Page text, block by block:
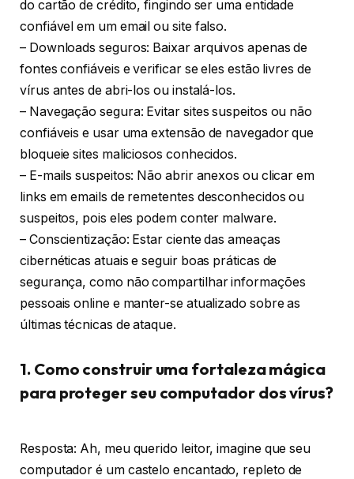
do cartão de crédito, fingindo ser uma entidade
confiável em um email ou site falso.
– Downloads seguros: Baixar arquivos apenas de
fontes confiáveis ​​e verificar se eles estão livres de
vírus antes de abri-los ou instalá-los.
– Navegação segura: Evitar sites suspeitos ou não
confiáveis ​​e usar uma extensão de navegador que
bloqueie sites maliciosos conhecidos.
– E-mails suspeitos: Não abrir anexos ou clicar em
links em emails de remetentes desconhecidos ou
suspeitos, pois eles podem conter malware.
– Conscientização: Estar ciente das ameaças
cibernéticas atuais e seguir boas práticas de
segurança, como não compartilhar informações
pessoais online e manter-se atualizado sobre as
últimas técnicas de ataque.
1. Como construir uma fortaleza mágica
para proteger seu computador dos vírus?
Resposta: Ah, meu querido leitor, imagine que seu
computador é um castelo encantado, repleto de